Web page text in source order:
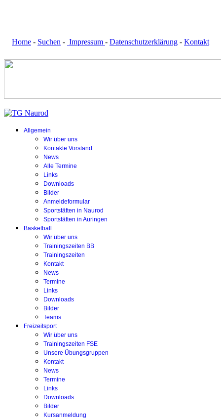
Home - Suchen - Impressum - Datenschutzerklärung - Kontakt
Allgemein
Wir über uns
Kontakte Vorstand
News
Alle Termine
Links
Downloads
Bilder
Anmeldeformular
Sportstätten in Naurod
Sportstätten in Auringen
Basketball
Wir über uns
Trainingszeiten BB
Trainingszeiten
Kontakt
News
Termine
Links
Downloads
Bilder
Teams
Freizeitsport
Wir über uns
Trainingszeiten FSE
Unsere Übungsgruppen
Kontakt
News
Termine
Links
Downloads
Bilder
Kursanmeldung